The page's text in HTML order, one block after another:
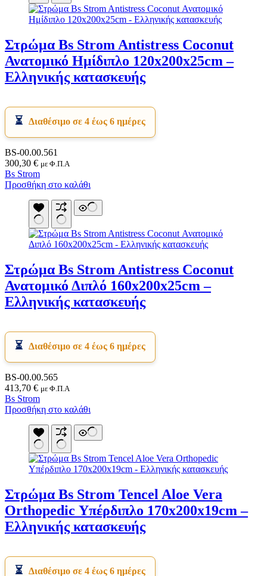
Στρώμα Bs Strom Antistress Coconut
Ανατομικό Ημίδιπλο 120x200x25cm –
Ελληνικής κατασκευής
Διαθέσιμο σε 4 έως 6 ημέρες
BS-00.00.561
300,30 € με Φ.Π.Α
Bs Strom
Προσθήκη στο καλάθι
Στρώμα Bs Strom Antistress Coconut
Ανατομικό Διπλό 160x200x25cm –
Ελληνικής κατασκευής
Διαθέσιμο σε 4 έως 6 ημέρες
BS-00.00.565
413,70 € με Φ.Π.Α
Bs Strom
Προσθήκη στο καλάθι
Στρώμα Bs Strom Tencel Aloe Vera
Orthopedic Υπέρδιπλο 170x200x19cm –
Ελληνικής κατασκευής
Διαθέσιμο σε 4 έως 6 ημέρες